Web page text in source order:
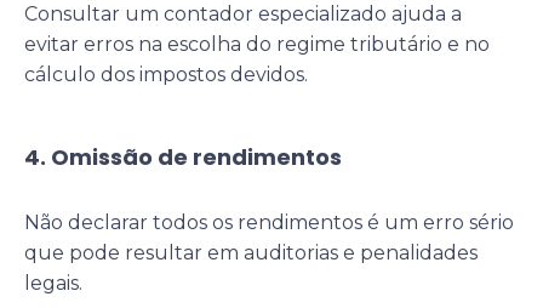
Consultar um contador especializado ajuda a
evitar erros na escolha do regime tributário e no
cálculo dos impostos devidos.
4. Omissão de rendimentos
Não declarar todos os rendimentos é um erro sério
que pode resultar em auditorias e penalidades
legais.